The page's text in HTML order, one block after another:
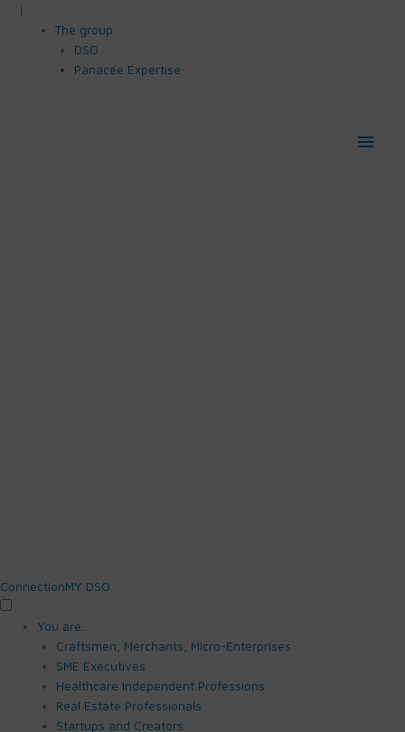
|
The group
DSO
Panacée Expertise
Main
ConnectionMY DSO
You are…
Craftsmen, Merchants, Micro-Enterprises
SME Executives
Healthcare Independent Professions
Real Estate Professionals
Startups and Creators